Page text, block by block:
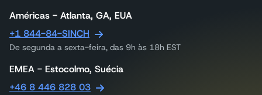
Américas - Atlanta, GA, EUA
+1 844-84-SINCH
De segunda a sexta-feira, das 9h às 18h EST
EMEA - Estocolmo, Suécia
+46 8 446 828 03